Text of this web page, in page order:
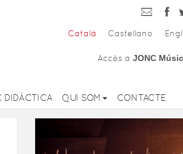
Català Castellano
Accés a JONC
DIDÀCTICA QUI SOM CONTACTE